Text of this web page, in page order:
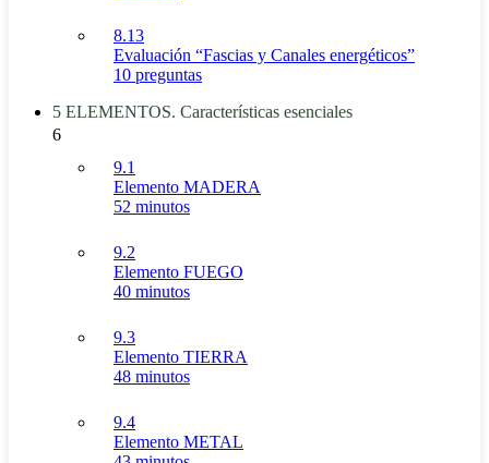
8.13
Evaluación “Fascias y Canales energéticos”
10 preguntas
5 ELEMENTOS. Características esenciales
6
9.1
Elemento MADERA
52 minutos
9.2
Elemento FUEGO
40 minutos
9.3
Elemento TIERRA
48 minutos
9.4
Elemento METAL